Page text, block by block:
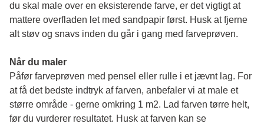
du skal male over en eksisterende farve, er det vigtigt at
mattere overfladen let med sandpapir først. Husk at fjerne
alt støv og snavs inden du går i gang med farveprøven.
Når du maler
Påfør farveprøven med pensel eller rulle i et jævnt lag. For
at få det bedste indtryk af farven, anbefaler vi at male et
større område - gerne omkring 1 m2. Lad farven tørre helt,
før du vurderer resultatet. Husk at farven kan se